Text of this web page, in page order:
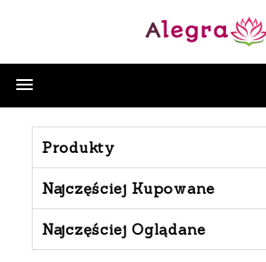

Produkty
Najczęściej Kupowane
Najczęściej Oglądane